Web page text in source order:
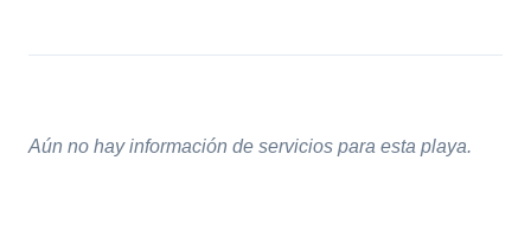
Aún no hay información de servicios para esta playa.